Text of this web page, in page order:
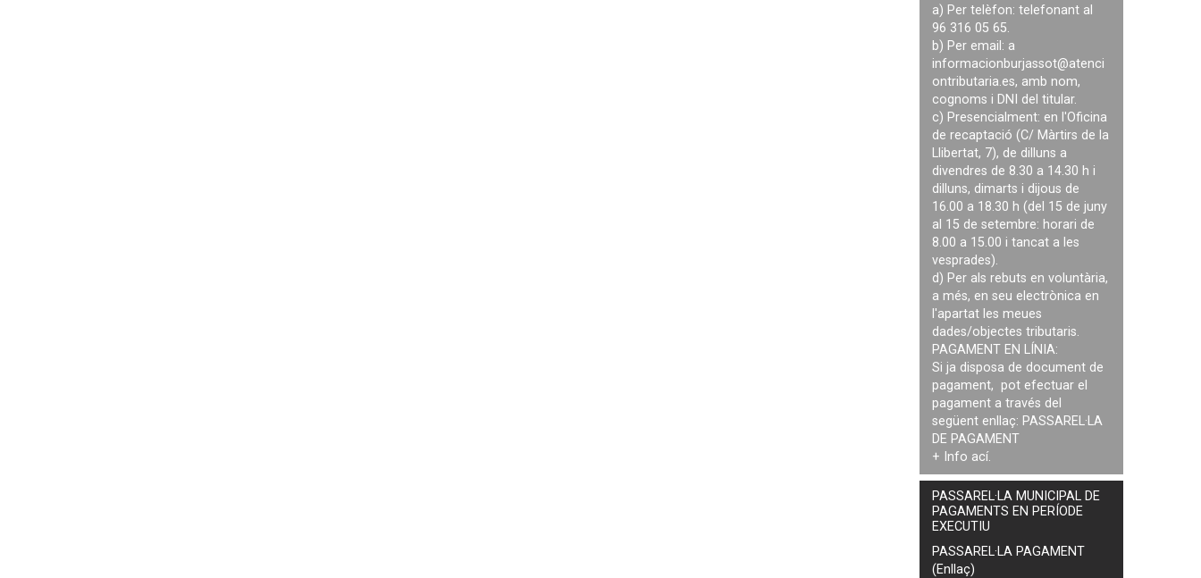
a) Per telèfon: telefonant al
96 316 05 65.
b) Per email: a
informacionburjassot@atenci
ontributaria.es, amb nom,
cognoms i DNI del titular.
c) Presencialment: en l'Oficina
de recaptació (C/ Màrtirs de la
Llibertat, 7), de dilluns a
divendres de 8.30 a 14.30 h i
dilluns, dimarts i dijous de
16.00 a 18.30 h (del 15 de juny
al 15 de setembre: horari de
8.00 a 15.00 i tancat a les
vesprades).
d) Per als rebuts en voluntària,
a més, en seu electrònica en
l'apartat les meues
dades/objectes tributaris.
PAGAMENT EN LÍNIA:
Si ja disposa de document de
pagament, pot efectuar el
pagament a través del
següent enllaç: PASSAREL·LA
DE PAGAMENT
+ Info ací.
PASSAREL·LA MUNICIPAL DE
PAGAMENTS EN PERÍODE
EXECUTIU
PASSAREL·LA PAGAMENT
(Enllaç)